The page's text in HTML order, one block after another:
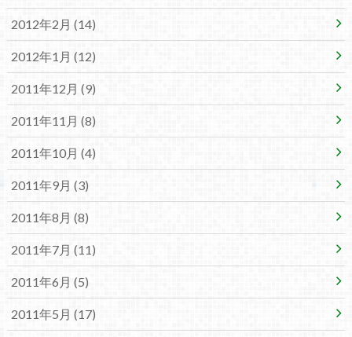
2012年2月 (14)
2012年1月 (12)
2011年12月 (9)
2011年11月 (8)
2011年10月 (4)
2011年9月 (3)
2011年8月 (8)
2011年7月 (11)
2011年6月 (5)
2011年5月 (17)